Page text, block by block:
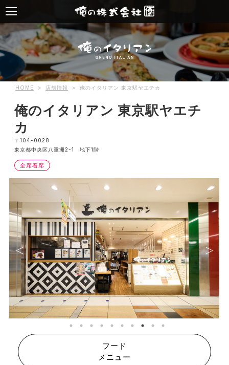
HOME > 店舗情報 > 俺のイタリアン 東京駅ヤエチカ
俺のイタリアン 東京駅ヤエチ
カ
〒104-0028
東京都中央区八重洲2-1 地下1階
全席着席
フード
メニュー